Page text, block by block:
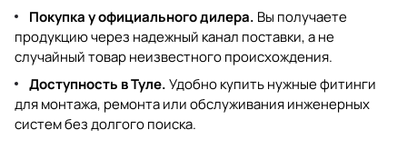
Покупка у официального дилера. Вы получаете
продукцию через надежный канал поставки, а не
случайный товар неизвестного происхождения.
Доступность в Туле.Удобно купить нужные фитинги
для монтажа, ремонта или обслуживания инженерных
систем без долгого поиска.